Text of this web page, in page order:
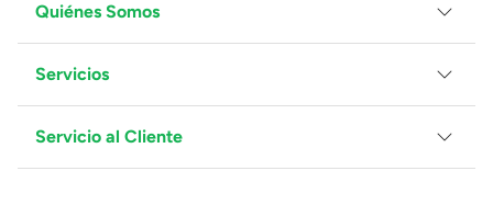
Quiénes Somos
Grupo Juguetron
Localiza tu tienda
Blog
Servicios
Facturación
Proveedores
Servicio al Cliente